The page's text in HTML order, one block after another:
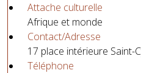
Attache culturelle
Afrique et monde
Contact/Adresse
17 place intérieure Saint-
Téléphone